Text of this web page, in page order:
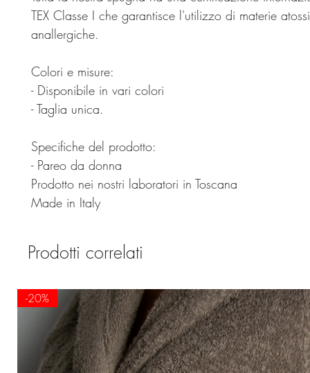
TEX Classe I che garantisce l'utilizzo di materie
anallergiche.
Colori e misure:
- Disponibile in vari colori
- Taglia unica.
Specifiche del prodotto:
- Pareo da donna
Prodotto nei nostri laboratori in Toscana
Made in Italy
Prodotti correlati
-20%